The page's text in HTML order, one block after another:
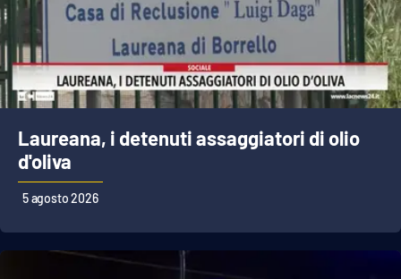
Laureana, i detenuti assaggiatori di olio
d'oliva
5 agosto 2026